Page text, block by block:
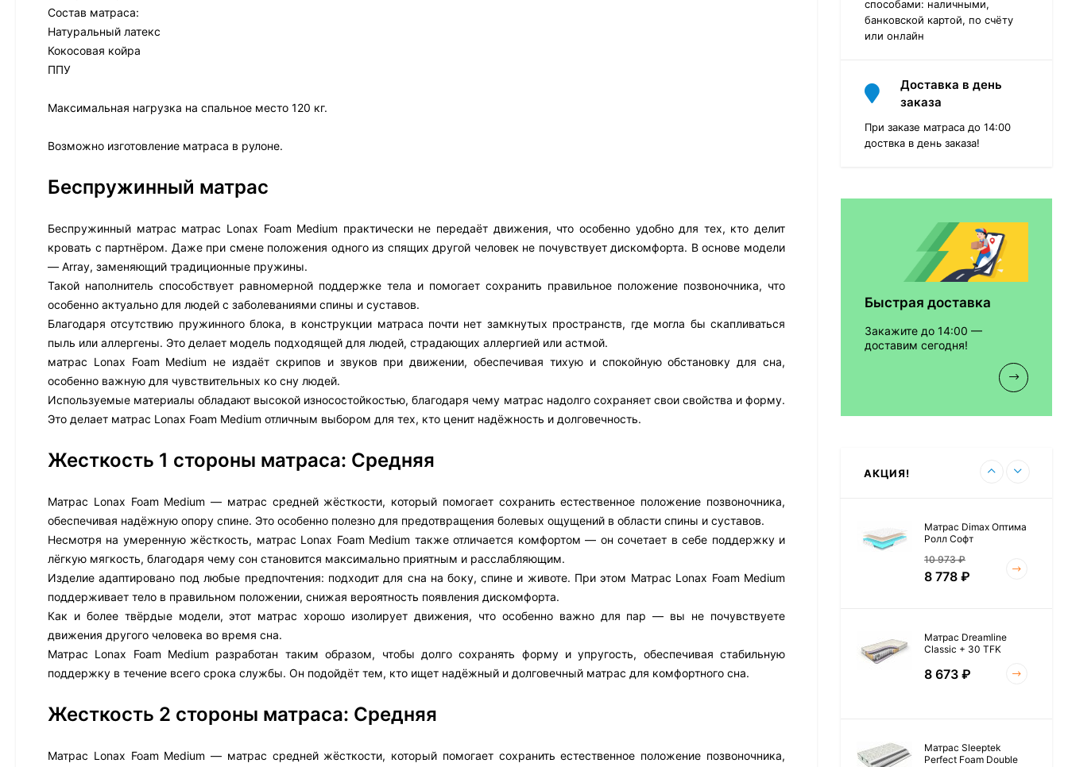
Состав матраса:
Натуральный латекс
Кокосовая койра
ППУ
Максимальная нагрузка на спальное место 120 кг.
Возможно изготовление матраса в рулоне.
Беспружинный матрас
Беспружинный матрас матрас Lonax Foam Medium практически не передаёт движения, что особенно удобно для тех, кто делит
кровать с партнёром. Даже при смене положения одного из спящих другой человек не почувствует дискомфорта. В основе модели
— Array, заменяющий традиционные пружины.
Такой наполнитель способствует равномерной поддержке тела и помогает сохранить правильное положение позвоночника, что
особенно актуально для людей с заболеваниями спины и суставов.
Благодаря отсутствию пружинного блока, в конструкции матраса почти нет замкнутых пространств, где могла бы скапливаться
пыль или аллергены. Это делает модель подходящей для людей, страдающих аллергией или астмой.
матрас Lonax Foam Medium не издаёт скрипов и звуков при движении, обеспечивая тихую и спокойную обстановку для сна,
особенно важную для чувствительных ко сну людей.
Используемые материалы обладают высокой износостойкостью, благодаря чему матрас надолго сохраняет свои свойства и форму.
Это делает матрас Lonax Foam Medium отличным выбором для тех, кто ценит надёжность и долговечность.
Жесткость 1 стороны матраса: Средняя
Матрас Lonax Foam Medium — матрас средней жёсткости, который помогает сохранить естественное положение позвоночника,
обеспечивая надёжную опору спине. Это особенно полезно для предотвращения болевых ощущений в области спины и суставов.
Несмотря на умеренную жёсткость, матрас Lonax Foam Medium также отличается комфортом — он сочетает в себе поддержку и
лёгкую мягкость, благодаря чему сон становится максимально приятным и расслабляющим.
Изделие адаптировано под любые предпочтения: подходит для сна на боку, спине и животе. При этом Матрас Lonax Foam Medium
поддерживает тело в правильном положении, снижая вероятность появления дискомфорта.
Как и более твёрдые модели, этот матрас хорошо изолирует движения, что особенно важно для пар — вы не почувствуете
движения другого человека во время сна.
Матрас Lonax Foam Medium разработан таким образом, чтобы долго сохранять форму и упругость, обеспечивая стабильную
поддержку в течение всего срока службы. Он подойдёт тем, кто ищет надёжный и долговечный матрас для комфортного сна.
Жесткость 2 стороны матраса: Средняя
Матрас Lonax Foam Medium — матрас средней жёсткости, который помогает сохранить естественное положение позвоночника,
способами: наличными,
банковской картой, по счёту
или онлайн
Доставка в день
заказа
При заказе матраса до 14:00
доствка в день заказа!
Быстрая доставка
Закажите до 14:00 —
доставим сегодня!
АКЦИЯ!
12 468₽
9 351
Матрас Vitaflex Foam
7 692₽
Матрас Vitaflex Foam
Матрас Dimax Оптима
Ролл Софт
10 973₽
8 778 ₽
Матрас Dreamline
Classic + 30 TFK
8 673 ₽
Матрас Sleeptek
Perfect Foam Double